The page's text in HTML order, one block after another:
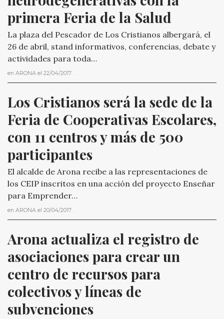
primera Feria de la Salud
La plaza del Pescador de Los Cristianos albergará, el
26 de abril, stand informativos, conferencias, debate y
actividades para toda…
en ARONA el 22/04/2017 .
Los Cristianos será la sede de la
Feria de Cooperativas Escolares,
con 11 centros y más de 500
participantes
El alcalde de Arona recibe a las representaciones de
los CEIP inscritos en una acción del proyecto Enseñar
para Emprender…
en ARONA el 20/04/2017 .
Arona actualiza el registro de
asociaciones para crear un
centro de recursos para
colectivos y líneas de
subvenciones